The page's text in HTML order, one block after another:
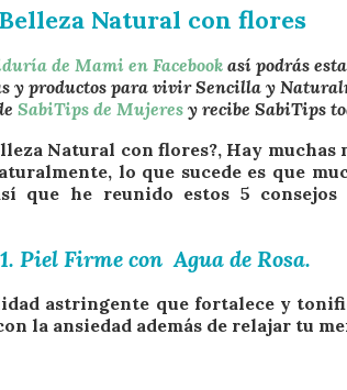
Belleza Natural con flores
de Mami en Facebook así podrás
y productos para vivir Sencilla y
SabiTips de Mujeres y recibe SabiTips
Natural con flores?, Hay muchas
lo que sucede es que
que he reunido estos 5 consejos
1. Piel Firme con Agua de Rosa.
astringente que fortalece y
la ansiedad además de relajar tu